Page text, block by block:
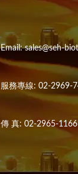
Email: sales@seh-
服務專線: 02-2969-
傳 真: 02-2965-1166